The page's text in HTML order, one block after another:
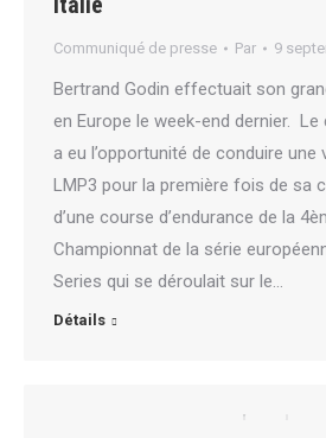
Communiqué de presse Par 9
Bertrand Godin effectuait son
en Europe le week-end dernier.
a eu l’opportunité de conduire
LMP3 pour la première fois de sa
d’une course d’endurance de la
Championnat de la série
Series qui se déroulait sur le…
Détails